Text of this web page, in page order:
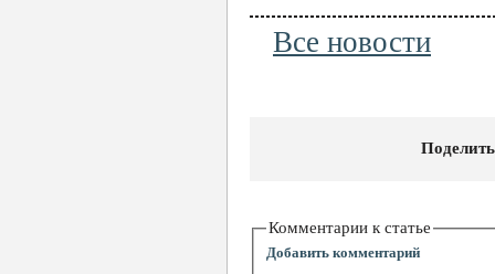
Все новости
Комментарии к статье
Добавить комментарий